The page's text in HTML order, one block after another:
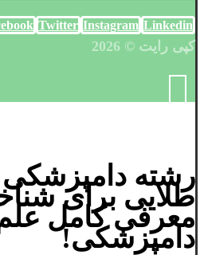
Twitter Instagram Linkedin
کپی رایت © 2026
طلایی برای
معرفی کامل
دامپزشکی!